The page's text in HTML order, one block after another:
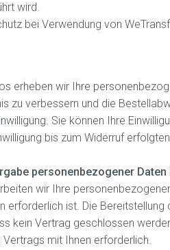
wird.
bei Verwendung von
erheben wir Ihre
zu verbessern und die
Sie können Ihre
bis zum Widerruf
personenbezogener
wir Ihre
erforderlich ist. Die
kein Vertrag geschlossen
Vertrags mit Ihnen erforderlich.